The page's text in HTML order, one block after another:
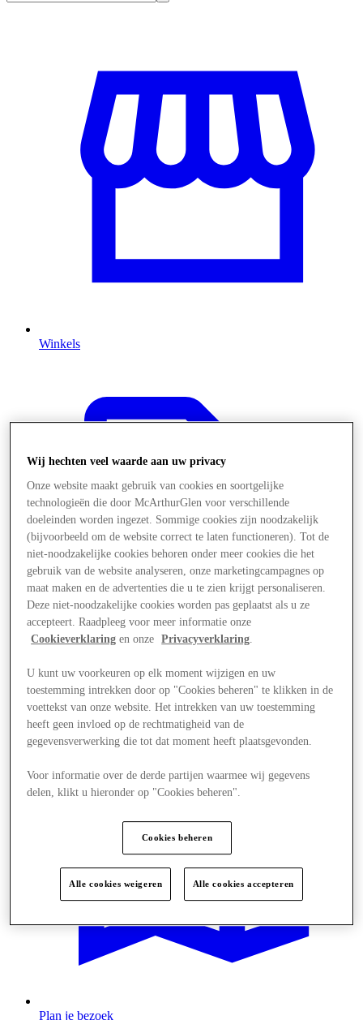
Winkels
Aanbiedingen
Plan je bezoek
Wij hechten veel waarde aan uw privacy
Onze website maakt gebruik van cookies en soortgelijke
technologieën die door McArthurGlen voor verschillende
doeleinden worden ingezet. Sommige cookies zijn noodzakelijk
(bijvoorbeeld om de website correct te laten functioneren). Tot de
niet-noodzakelijke cookies behoren onder meer cookies die het
gebruik van de website analyseren, onze marketingcampagnes op
maat maken en de advertenties die u te zien krijgt personaliseren.
Deze niet-noodzakelijke cookies worden pas geplaatst als u ze
accepteert. Raadpleeg voor meer informatie onze
Cookieverklaring en onze Privacyverklaring
U kunt uw voorkeuren op elk moment wijzigen en uw
toestemming intrekken door op "Cookies beheren" te klikken in de
voettekst van onze website. Het intrekken van uw toestemming
heeft geen invloed op de rechtmatigheid van de
gegevensverwerking die tot dat moment heeft plaatsgevonden.
Voor informatie over de derde partijen waarmee wij gegevens
delen, klikt u hieronder op "Cookies beheren".
Cookies beheren
Alle cookies weigeren Alle cookies accepteren